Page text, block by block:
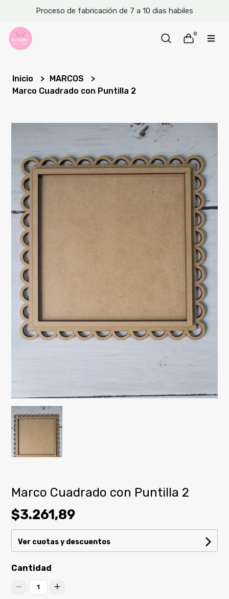
Proceso de fabricación de 7 a 10 dias habiles
0
Inicio
MARCOS
Marco Cuadrado con Puntilla 2
Marco Cuadrado con Puntilla 2
$3.261,89
Ver cuotas y descuentos
Cantidad
1